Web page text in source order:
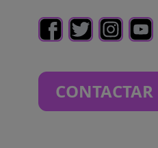
CONTACTAR